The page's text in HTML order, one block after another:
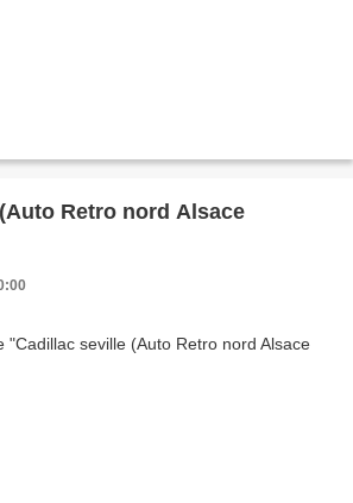
Retro nord Alsace